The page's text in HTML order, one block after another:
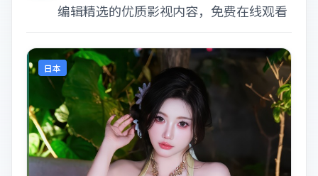
编辑精选的优质影视内容，免费在线观看
日本